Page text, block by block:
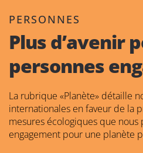
PERSONNES
Plus d’avenir
personnes
La rubrique «Planète» détaille
internationales en faveur de la
mesures écologiques que
engagement pour une planète